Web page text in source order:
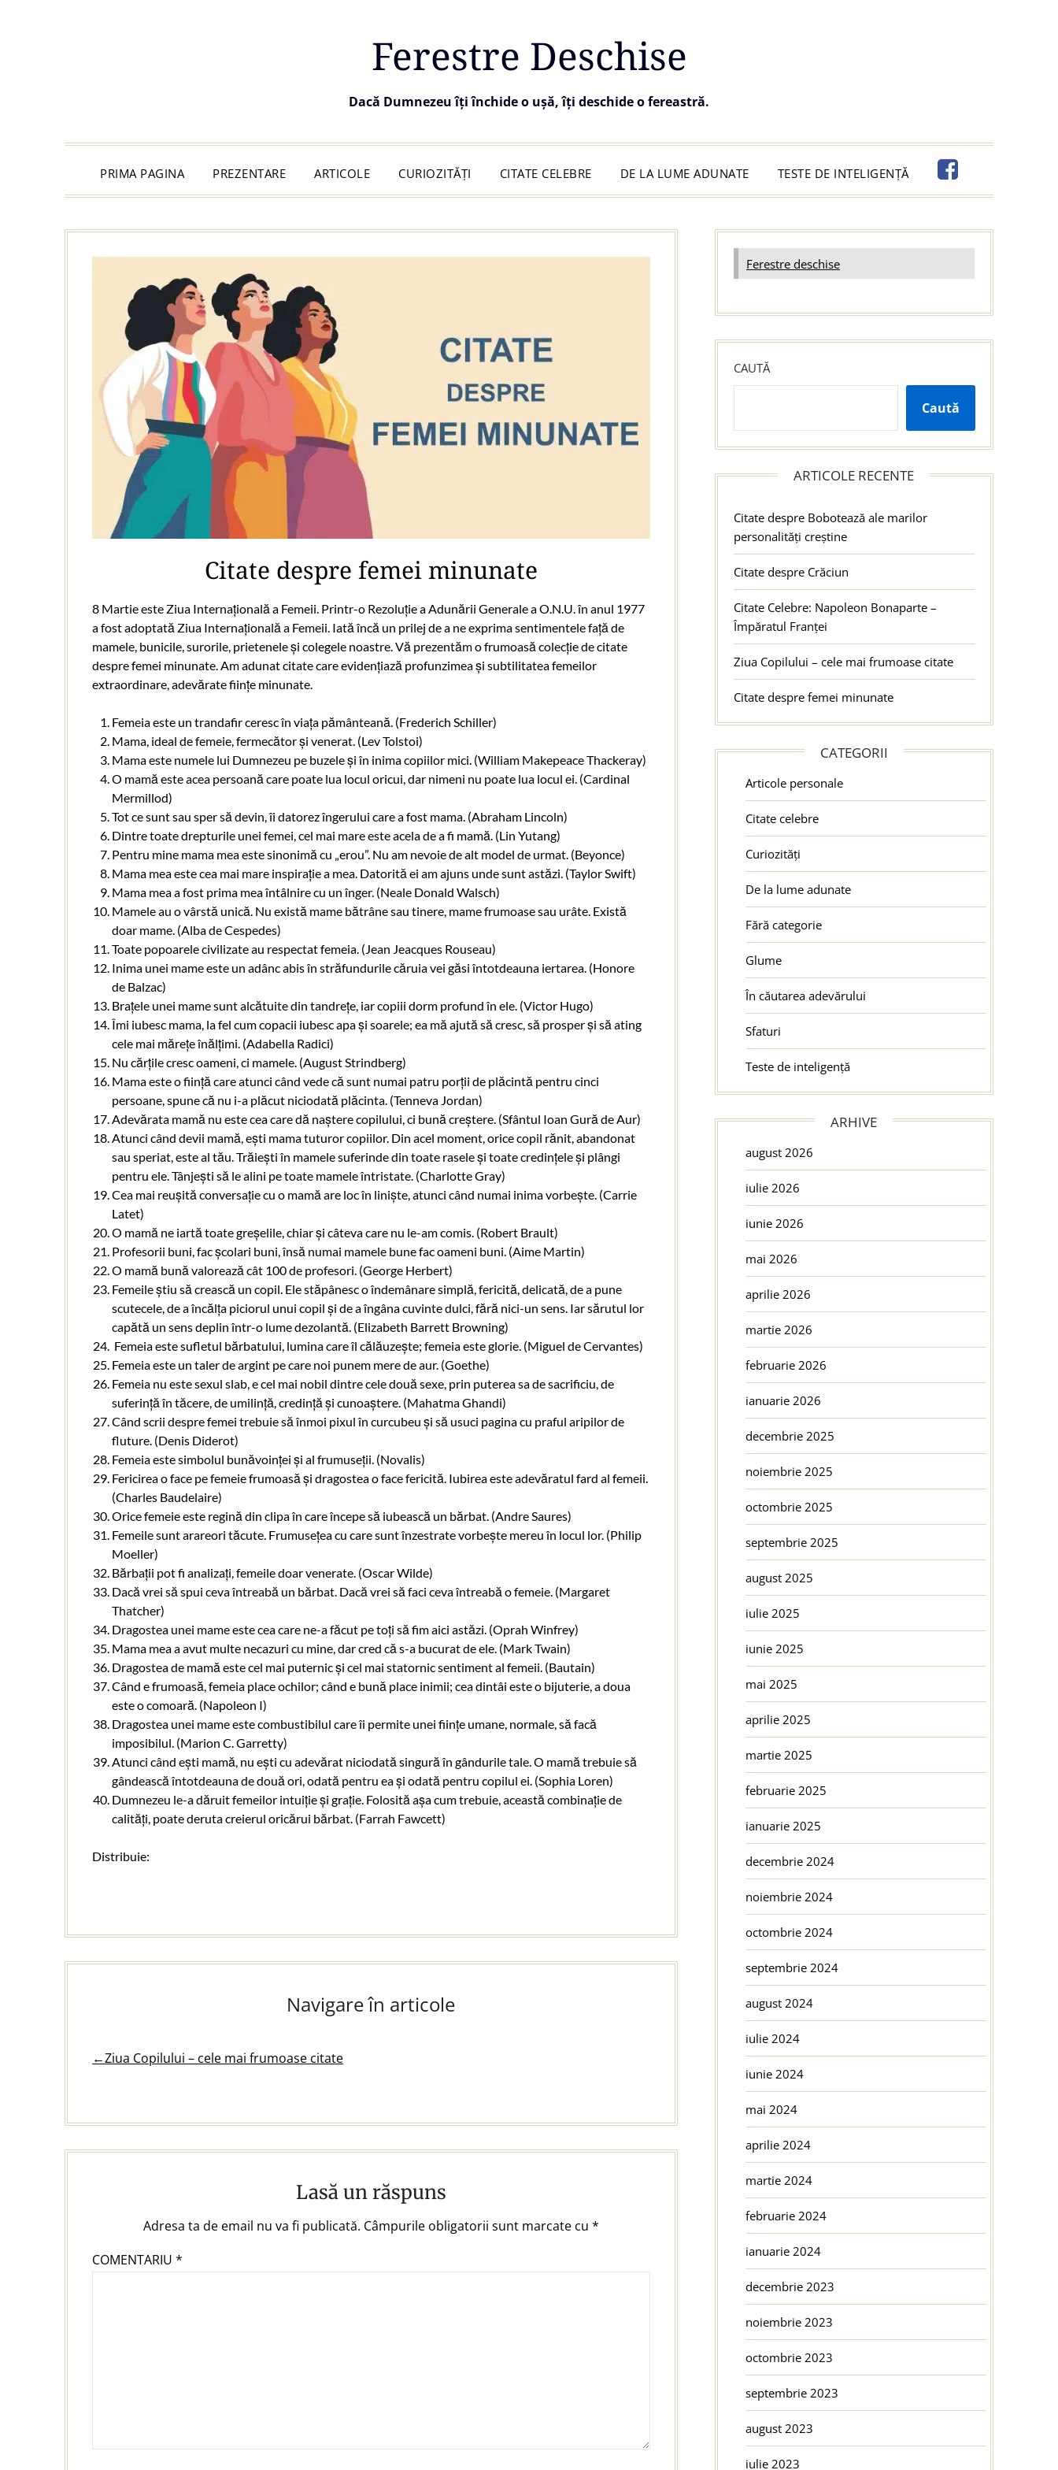
Ferestre Deschise
Dacă Dumnezeu îți închide o ușă, îți deschide o fereastră.
PRIMA PAGINA PREZENTARE ARTICOLE CURIOZITĂȚI CITATE CELEBRE DE LA LUME ADUNATE TESTE DE INTELIGENȚĂ
Citate despre femei minunate
8 Martie este Ziua Internațională a Femeii. Printr-o Rezoluție a Adunării Generale a O.N.U. în anul 1977
a fost adoptată Ziua Internațională a Femeii. Iată încă un prilej de a ne exprima sentimentele față de
mamele, bunicile, surorile, prietenele și colegele noastre. Vă prezentăm o frumoasă colecție de citate
despre femei minunate. Am adunat citate care evidențiază profunzimea și subtilitatea femeilor
extraordinare, adevărate ființe minunate.
Femeia este un trandafir ceresc în viața pământeană. (Frederich Schiller)
Mama, ideal de femeie, fermecător și venerat. (Lev Tolstoi)
Mama este numele lui Dumnezeu pe buzele și în inima copiilor mici. (William Makepeace Thackeray)
O mamă este acea persoană care poate lua locul oricui, dar nimeni nu poate lua locul ei. (Cardinal
Mermillod)
Tot ce sunt sau sper să devin, îi datorez îngerului care a fost mama. (Abraham Lincoln)
Dintre toate drepturile unei femei, cel mai mare este acela de a fi mamă. (Lin Yutang)
Pentru mine mama mea este sinonimă cu „erou”. Nu am nevoie de alt model de urmat. (Beyonce)
Mama mea este cea mai mare inspirație a mea. Datorită ei am ajuns unde sunt astăzi. (Taylor Swift)
Mama mea a fost prima mea întâlnire cu un înger. (Neale Donald Walsch)
Mamele au o vârstă unică. Nu există mame bătrâne sau tinere, mame frumoase sau urâte. Există
doar mame. (Alba de Cespedes)
Toate popoarele civilizate au respectat femeia. (Jean Jeacques Rouseau)
Inima unei mame este un adânc abis în străfundurile căruia vei găsi întotdeauna iertarea. (Honore
de Balzac)
Brațele unei mame sunt alcătuite din tandrețe, iar copiii dorm profund în ele. (Victor Hugo)
Îmi iubesc mama, la fel cum copacii iubesc apa și soarele; ea mă ajută să cresc, să prosper și să ating
cele mai mărețe înălțimi. (Adabella Radici)
Nu cărțile cresc oameni, ci mamele. (August Strindberg)
Mama este o ființă care atunci când vede că sunt numai patru porții de plăcintă pentru cinci
persoane, spune că nu i-a plăcut niciodată plăcinta. (Tenneva Jordan)
Adevărata mamă nu este cea care dă naștere copilului, ci bună creștere. (Sfântul Ioan Gură de Aur)
Atunci când devii mamă, ești mama tuturor copiilor. Din acel moment, orice copil rănit, abandonat
sau speriat, este al tău. Trăiești în mamele suferinde din toate rasele și toate credințele și plângi
pentru ele. Tânjești să le alini pe toate mamele întristate. (Charlotte Gray)
Cea mai reușită conversație cu o mamă are loc în liniște, atunci când numai inima vorbește. (Carrie
Latet)
O mamă ne iartă toate greșelile, chiar și câteva care nu le-am comis. (Robert Brault)
Profesorii buni, fac școlari buni, însă numai mamele bune fac oameni buni. (Aime Martin)
O mamă bună valorează cât 100 de profesori. (George Herbert)
Femeile știu să crească un copil. Ele stăpânesc o îndemânare simplă, fericită, delicată, de a pune
scutecele, de a încălța piciorul unui copil și de a îngâna cuvinte dulci, fără nici-un sens. Iar sărutul lor
capătă un sens deplin într-o lume dezolantă. (Elizabeth Barrett Browning)
Femeia este sufletul bărbatului, lumina care îl călăuzește; femeia este glorie. (Miguel de Cervantes)
Femeia este un taler de argint pe care noi punem mere de aur. (Goethe)
Femeia nu este sexul slab, e cel mai nobil dintre cele două sexe, prin puterea sa de sacrificiu, de
suferință în tăcere, de umilință, credință și cunoaștere. (Mahatma Ghandi)
Când scrii despre femei trebuie să înmoi pixul în curcubeu și să usuci pagina cu praful aripilor de
fluture. (Denis Diderot)
Femeia este simbolul bunăvoinței și al frumuseții. (Novalis)
Fericirea o face pe femeie frumoasă și dragostea o face fericită. Iubirea este adevăratul fard al femeii.
(Charles Baudelaire)
Orice femeie este regină din clipa în care începe să iubească un bărbat. (Andre Saures)
Femeile sunt arareori tăcute. Frumusețea cu care sunt înzestrate vorbește mereu în locul lor. (Philip
Moeller)
Bărbații pot fi analizați, femeile doar venerate. (Oscar Wilde)
Dacă vrei să spui ceva întreabă un bărbat. Dacă vrei să faci ceva întreabă o femeie. (Margaret
Thatcher)
Dragostea unei mame este cea care ne-a făcut pe toți să fim aici astăzi. (Oprah Winfrey)
Mama mea a avut multe necazuri cu mine, dar cred că s-a bucurat de ele. (Mark Twain)
Dragostea de mamă este cel mai puternic și cel mai statornic sentiment al femeii. (Bautain)
Când e frumoasă, femeia place ochilor; când e bună place inimii; cea dintâi este o bijuterie, a doua
este o comoară. (Napoleon I)
Dragostea unei mame este combustibilul care îi permite unei ființe umane, normale, să facă
imposibilul. (Marion C. Garretty)
Atunci când ești mamă, nu ești cu adevărat niciodată singură în gândurile tale. O mamă trebuie să
gândească întotdeauna de două ori, odată pentru ea și odată pentru copilul ei. (Sophia Loren)
Dumnezeu le-a dăruit femeilor intuiție și grație. Folosită așa cum trebuie, această combinație de
calități, poate deruta creierul oricărui bărbat. (Farrah Fawcett)
Distribuie:
Navigare în articole
←Ziua Copilului – cele mai frumoase citate
Lasă un răspuns
Adresa ta de email nu va fi publicată. Câmpurile obligatorii sunt marcate cu *
COMENTARIU*
Ferestre deschise
CAUTĂ
Caută
ARTICOLE RECENTE
Citate despre Bobotează ale marilor
personalități creștine
Citate despre Crăciun
Citate Celebre: Napoleon Bonaparte –
Împăratul Franței
Ziua Copilului – cele mai frumoase citate
Citate despre femei minunate
CATEGORII
Articole personale
Citate celebre
Curiozități
De la lume adunate
Fără categorie
Glume
În căutarea adevărului
Sfaturi
Teste de inteligență
ARHIVE
august 2026
iulie 2026
iunie 2026
mai 2026
aprilie 2026
martie 2026
februarie 2026
ianuarie 2026
decembrie 2025
noiembrie 2025
octombrie 2025
septembrie 2025
august 2025
iulie 2025
iunie 2025
mai 2025
aprilie 2025
martie 2025
februarie 2025
ianuarie 2025
decembrie 2024
noiembrie 2024
octombrie 2024
septembrie 2024
august 2024
iulie 2024
iunie 2024
mai 2024
aprilie 2024
martie 2024
februarie 2024
ianuarie 2024
decembrie 2023
noiembrie 2023
octombrie 2023
septembrie 2023
august 2023
iulie 2023